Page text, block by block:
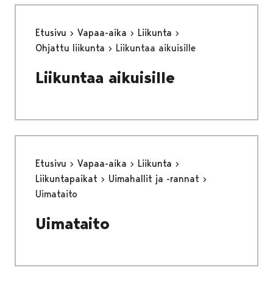
Etusivu Vapaa-aika
Liikunta
Ohjattu liikunta
Liikuntaa aikuisille
Liikuntaa aikuisille
Etusivu Vapaa-aika
Liikunta
Liikuntapaikat
Uimahallit ja -rannat
Uimataito
Uimataito